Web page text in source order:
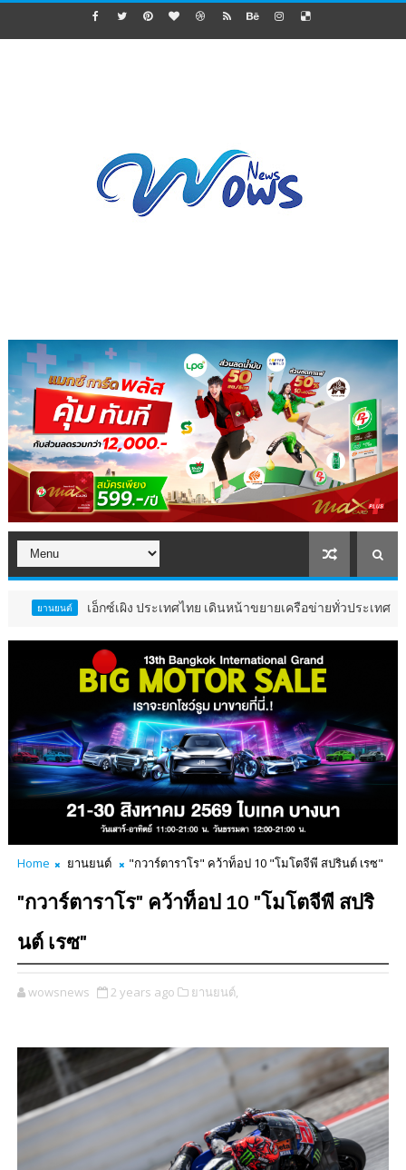
เอ็กซ์เผิง ประเทศไทย เดินหน้าขยายเครือข่ายทั่วประเทศ เปิดโชว์รูม พ
Home ยานยนต์ "กวาร์ตาราโร" คว้าท็อป 10 "โมโตจีพี สปรินต์ เรซ"
"กวาร์ตาราโร" คว้าท็อป 10 "โมโตจีพี สปริ
นต์ เรซ"
wowsnews 2 years ago ยานยนต์,